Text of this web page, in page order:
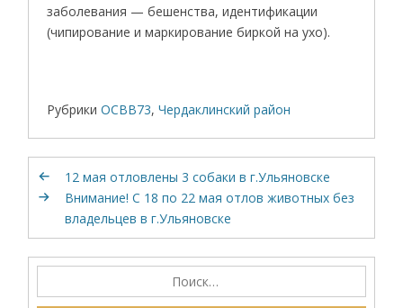
заболевания — бешенства, идентификации
(чипирование и маркирование биркой на ухо).
Рубрики ОСВВ73,Чердаклинский район
12 мая отловлены 3 собаки в г.Ульяновске
Внимание! С 18 по 22 мая отлов животных без
владельцев в г.Ульяновске